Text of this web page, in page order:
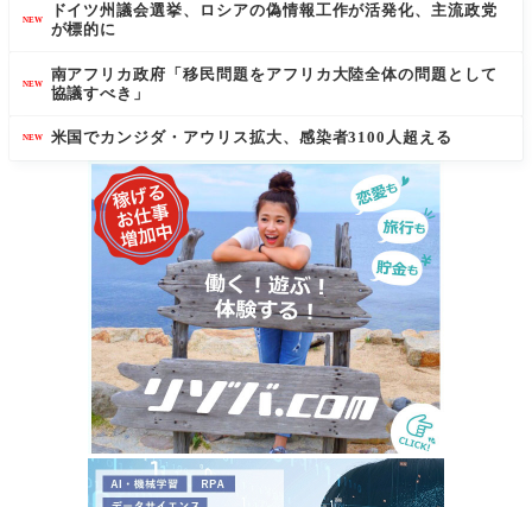
NEW
ドイツ州議会選挙、ロシアの偽情報工作が活発化、主流政党
が標的に
NEW
南アフリカ政府「移民問題をアフリカ大陸全体の問題として
協議すべき」
NEW 米国でカンジダ・アウリス拡大、感染者3100人超える